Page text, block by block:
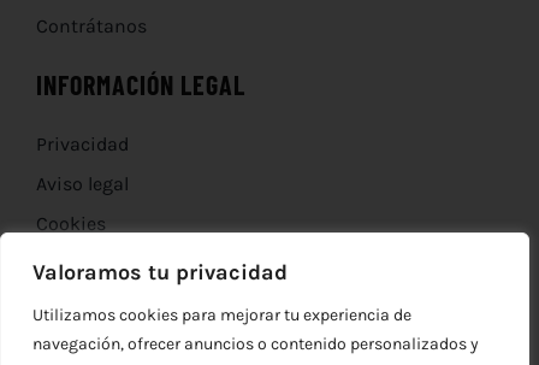
Valoramos tu privacidad
Utilizamos cookies para mejorar tu experiencia de
navegación, ofrecer anuncios o contenido personalizados y
Contrátanos
INFORMACIÓN LEGAL
Privacidad
Aviso legal
Cookies
Devoluciones